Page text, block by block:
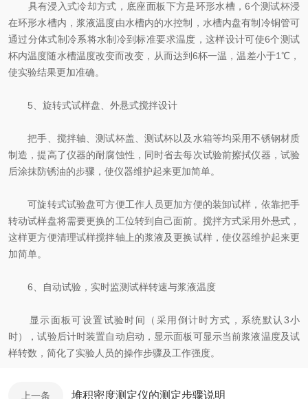
具有浸入式冷却方式，底座面板下方是环形水槽，6个测试杯浸
在环形水槽内，浆液温度由水槽内的水控制，水槽内盘有制冷铜管可
通过分体式制冷系将水制冷到标准要求温度，这样设计可使6个测试
杯内温度随水槽温度改变而改变，从而达到6杯一温，温差小于1℃，
使实验结果更加准确。
5、旋转式试样盘、外悬式搅拌设计
把手、搅拌轴、测试杯盖、测试杯以及水箱等均采用不锈钢材质
制造，提高了仪器的耐腐蚀性，同时省去每次试验前擦拭仪器，试验
后涂抹防锈油的步骤，使仪器维护起来更加简单。
可旋转式试验盘可方便工作人员更加方便的装卸试样，依靠把手
转动试样盘将需要更换的工位转到自己面前。搅拌方式采用外悬式，
这样更方便清理试样搅拌轴上的浆液及更换试样，使仪器维护起来更
加简单。
6、自动试验，实时监测试样转速与浆液温度
显示面板可设置试验时间（采用倒计时方式，系统默认3小
时），试验后计时装置自动启动，显示面板可显示当前浆液温度及试
样转数，简化了实验人员的操作步骤及工作强度。
上一条 堆积密度测定仪的测定步骤说明